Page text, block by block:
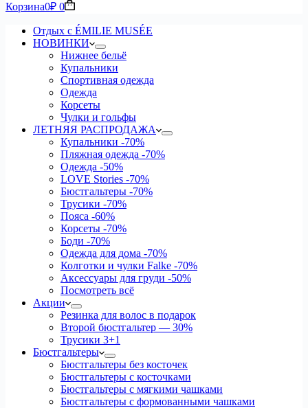
Корзина0₽ 0
Отдых с ÉMILIE MUSÉE
НОВИНКИ
Нижнее бельё
Купальники
Спортивная одежда
Одежда
Корсеты
Чулки и гольфы
ЛЕТНЯЯ РАСПРОДАЖА
Купальники -70%
Пляжная одежда -70%
Одежда -50%
LOVE Stories -70%
Бюстгальтеры -70%
Трусики -70%
Пояса -60%
Корсеты -70%
Боди -70%
Одежда для дома -70%
Колготки и чулки Falke -70%
Аксессуары для груди -50%
Посмотреть всё
Акции
Резинка для волос в подарок
Второй бюстгальтер — 30%
Трусики 3+1
Бюстгальтеры
Бюстгальтеры без косточек
Бюстгальтеры с косточками
Бюстгальтеры с мягкими чашками
Бюстгальтеры с формованными чашками